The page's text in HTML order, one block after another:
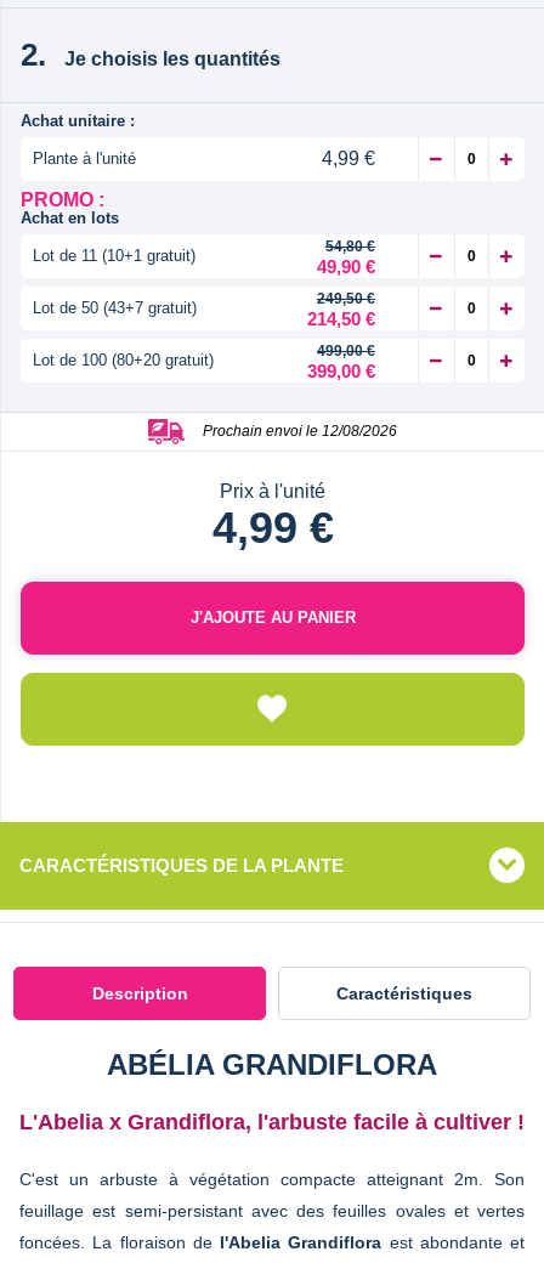
Je choisis les quantités
Achat unitaire :
Plante à l'unité
4,99 €
PROMO :
Achat en lots
Lot de 11 (10+1 gratuit) 54,80 €
49,90 €
Lot de 50 (43+7 gratuit) 249,50 €
214,50 €
Lot de 100 (80+20 gratuit) 499,00 €
399,00 €
Prochain envoi le 12/08/2026
Prix à l'unité
4,99 €
J'AJOUTE AU PANIER
CARACTÉRISTIQUES DE LA PLANTE
Description Caractéristiques
ABÉLIA GRANDIFLORA
L'Abelia x Grandiflora, l'arbuste facile à cultiver !
C'est un arbuste à végétation compacte atteignant 2m. Son
feuillage est semi-persistant avec des feuilles ovales et vertes
foncées. La floraison de l'Abelia Grandiflora est abondante et